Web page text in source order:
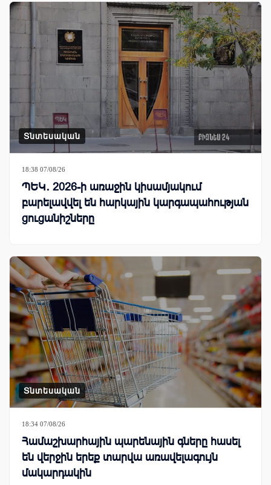
Տնտեսական
18:38 07/08/26
ՊԵԿ․ 2026-ի առաջին կիսամյակում
բարելավվել են հարկային կարգապահության
ցուցանիշները
Տնտեսական
18:34 07/08/26
Համաշխարհային պարենային գները հասել
են վերջին երեք տարվա առավելագույն
մակարդակին